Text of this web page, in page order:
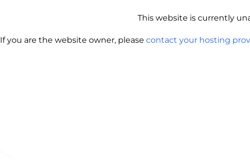
This website is currently
If you are the website owner, please contact your hosting